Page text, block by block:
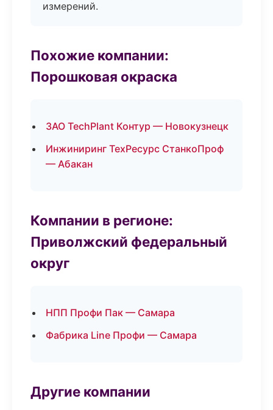
измерений.
Похожие компании:
Порошковая окраска
ЗАО TechPlant Контур — Новокузнецк
Инжиниринг ТехРесурс СтанкоПроф
— Абакан
Компании в регионе:
Приволжский федеральный
округ
НПП Профи Пак — Самара
Фабрика Line Профи — Самара
Другие компании